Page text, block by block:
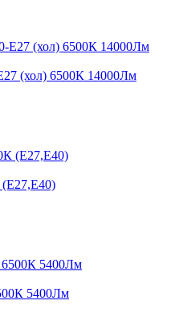
(хол) 6500К 14000Лм
(Е27,Е40)
5400Лм